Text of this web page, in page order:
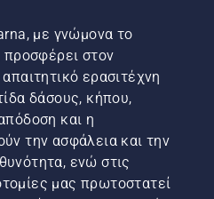
με γνώμονα το
προσφέρει στον
ερασιτέχνη
δάσους, κήπου,
και η
την ασφάλεια και την
ενώ στις
μας πρωτοστατεί